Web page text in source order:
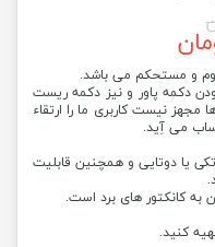
و مستحکم می باشد.
دکمه پاور و نیز دکمه ریست
نیست کاربری ما را ارتقاء
می آِید.
یا دوتایی و همچنین قابلیت
کانکتور های برد است.
کنید.